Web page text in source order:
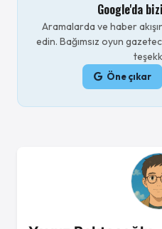
Google'da
Aramalarda ve haber
edin. Bağımsız oyun
Öne çıkar